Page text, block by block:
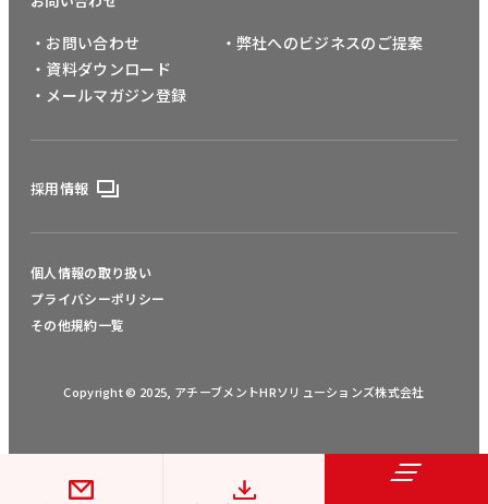
・お問い合わせ
・資料ダウンロード
・メールマガジン登録
・弊社へのビジネスのご提案
採用情報
個人情報の取り扱い
プライバシーポリシー
その他規約一覧
Copyright © 2025, アチーブメントHRソリューションズ株式会社